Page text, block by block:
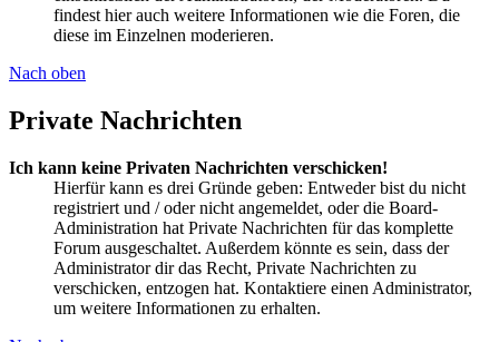
findest hier auch weitere Informationen wie die Foren, die
diese im Einzelnen moderieren.
Nach oben
Private Nachrichten
Ich kann keine Privaten Nachrichten verschicken!
Hierfür kann es drei Gründe geben: Entweder bist du nicht
registriert und / oder nicht angemeldet, oder die Board-
Administration hat Private Nachrichten für das komplette
Forum ausgeschaltet. Außerdem könnte es sein, dass der
Administrator dir das Recht, Private Nachrichten zu
verschicken, entzogen hat. Kontaktiere einen Administrator,
um weitere Informationen zu erhalten.